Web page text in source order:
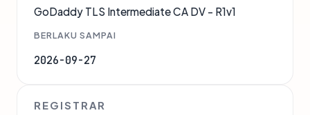
GoDaddy TLS Intermediate CA DV - R1v1
BERLAKU SAMPAI
2026-09-27
REGISTRAR